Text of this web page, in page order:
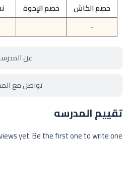
عن
تواصل مع
خصم الكاش خصم الإخوة
-
تقييم المدرسه
yet. Be the first one to write one.